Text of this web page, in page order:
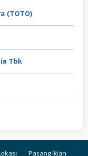
(TOTO)
Tbk
Pasang Iklan